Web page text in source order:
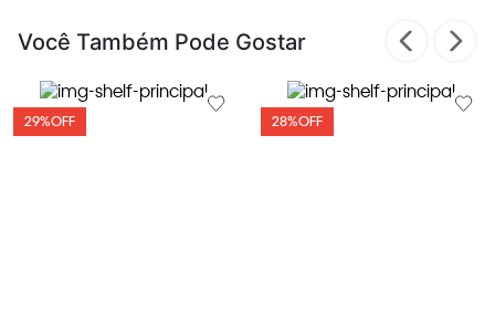
Você Também Pode Gostar
29%OFF 28%OFF